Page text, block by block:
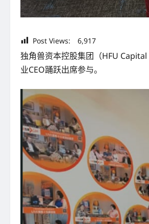
Post Views: 6,917
独角兽资本控股集团（HFU
业CEO踊跃出席参与。